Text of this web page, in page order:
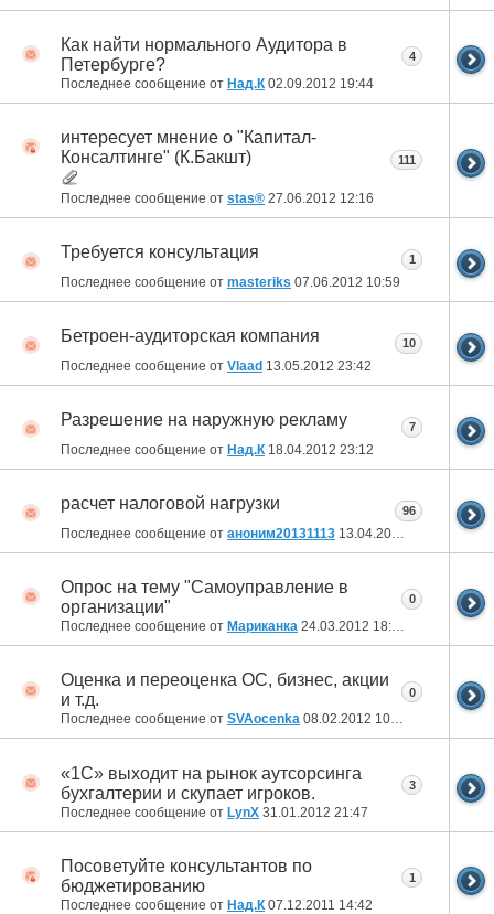
Как найти нормального Аудитора в
Петербурге?
Последнее сообщение от Над.К 02.09.2012 19:44
4
интересует мнение о "Капитал-
Консалтинге" (К.Бакшт)
Последнее сообщение от stas® 27.06.2012 12:16
111
Требуется консультация
Последнее сообщение от masteriks 07.06.2012 10:59
1
Бетроен-аудиторская компания
Последнее сообщение от Vlaad 13.05.2012 23:42
10
Разрешение на наружную рекламу
Последнее сообщение от Над.К 18.04.2012 23:12
7
расчет налоговой нагрузки
Последнее сообщение от аноним20131113 13.04.2012
96
Опрос на тему "Самоуправление в
организации"
Последнее сообщение от Мариканка 24.03.2012 18:42
0
Оценка и переоценка ОС, бизнес, акции
и т.д.
Последнее сообщение от SVAocenka 08.02.2012 10:07
0
«1С» выходит на рынок аутсорсинга
бухгалтерии и скупает игроков.
Последнее сообщение от LynХ 31.01.2012 21:47
3
Посоветуйте консультантов по
бюджетированию
Последнее сообщение от Над.К 07.12.2011 14:42
1